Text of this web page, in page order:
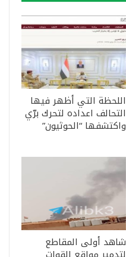
اللحظة التي أظهر فيها
التحالف اعداده لتحرك برّي
واكتشفها “الحوثيون”
شاهد أولى المقاطع